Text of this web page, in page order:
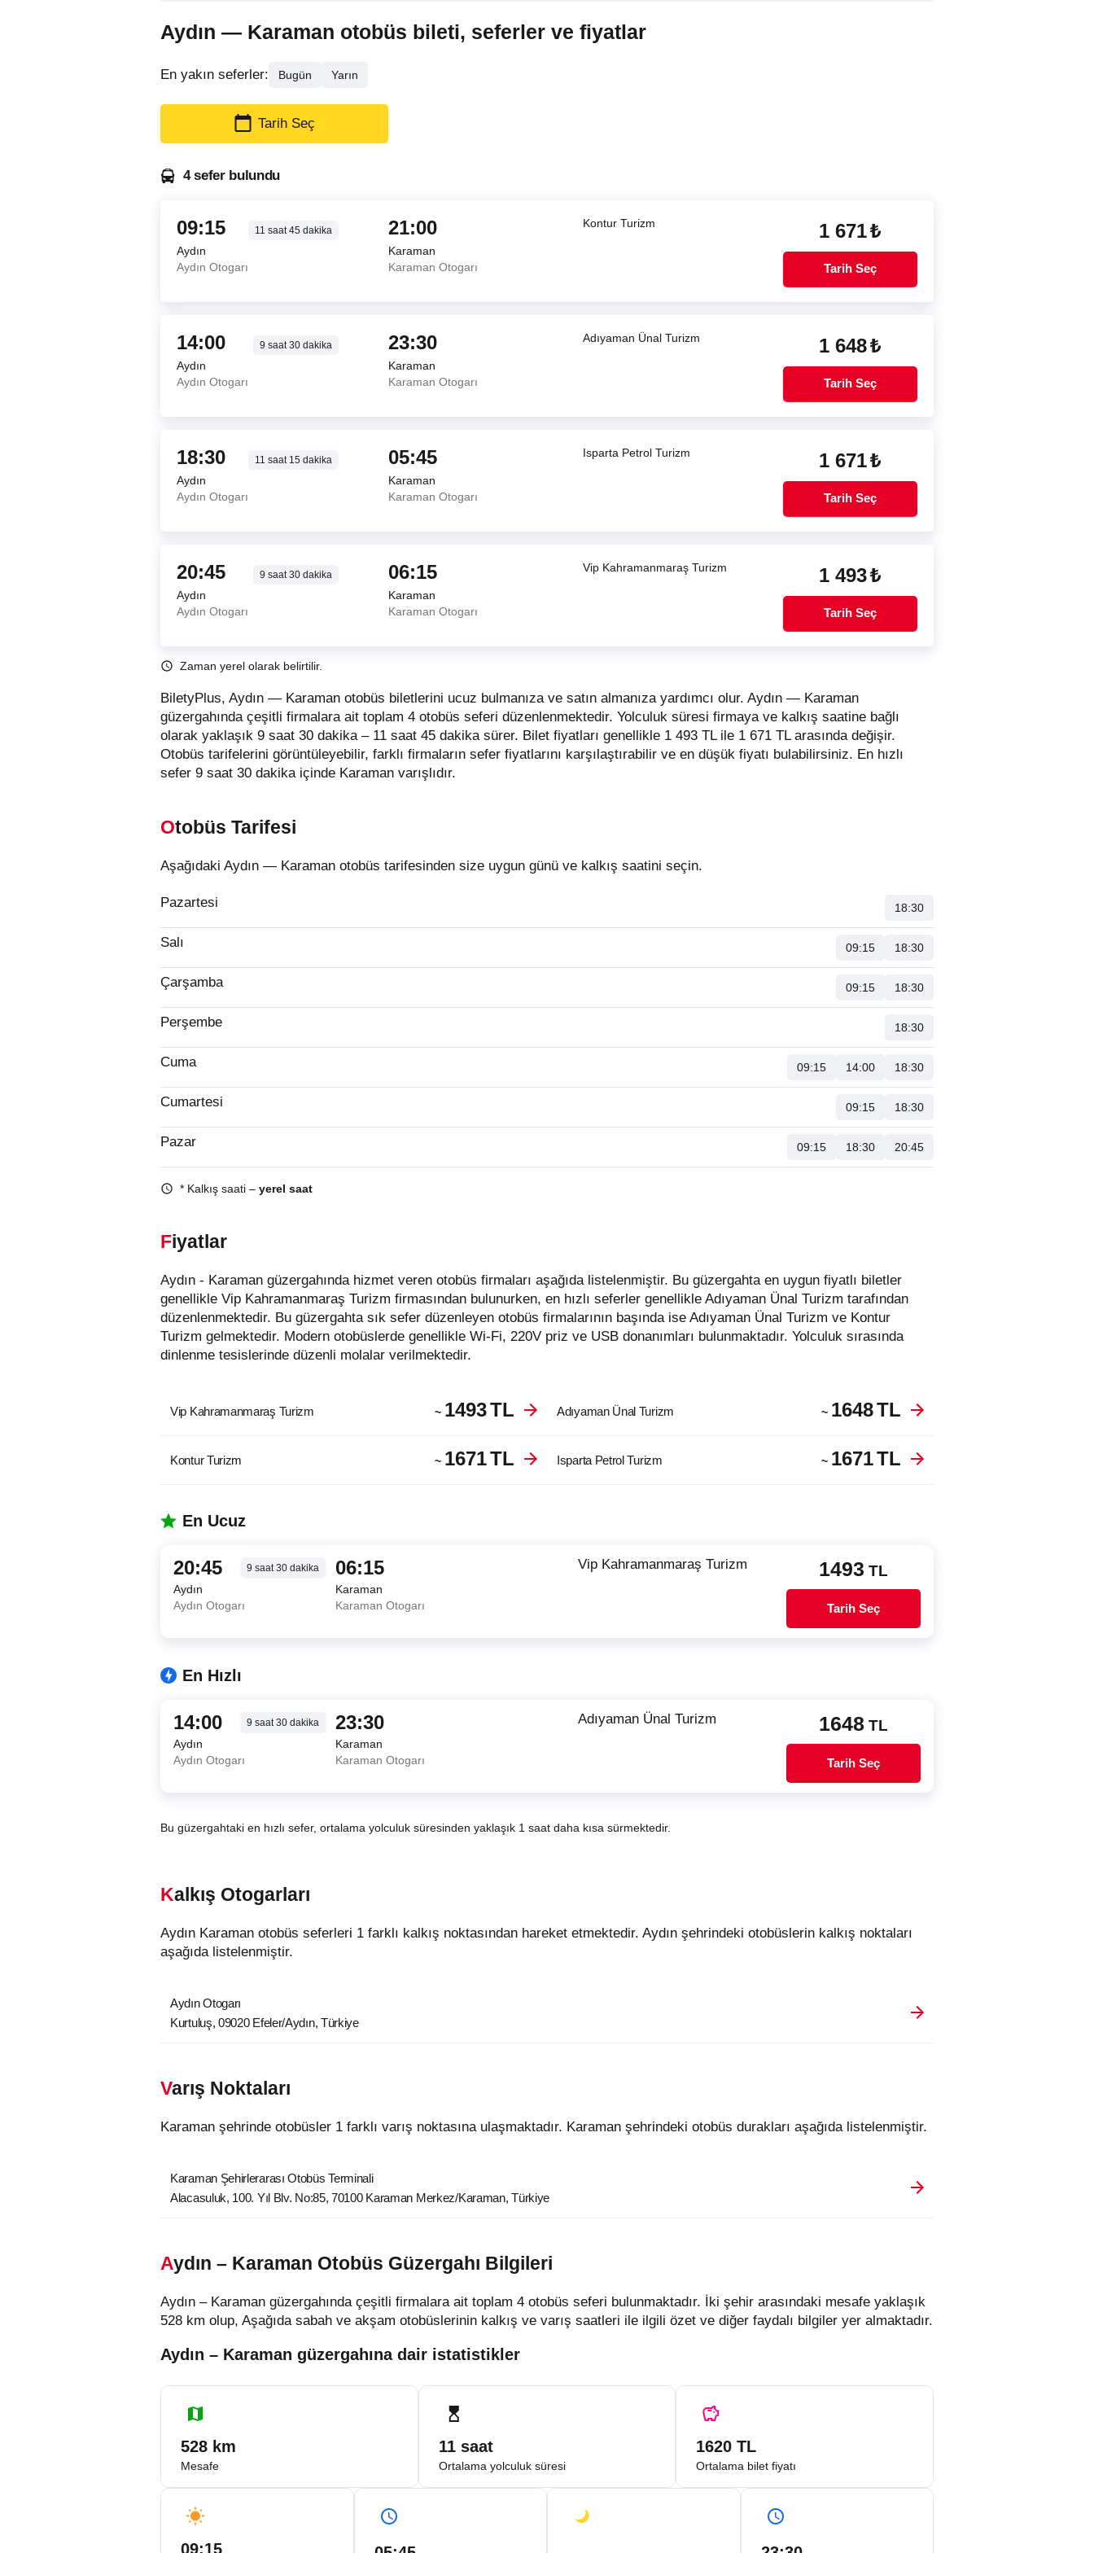
Aydın — Karaman otobüs bileti, seferler ve fiyatlar
En yakın seferler: Bugün Yarın
Tarih Seç
4 sefer bulundu
09:15 11 saat45 dakika
Aydın
Aydın Otogarı
21:00
Karaman
Karaman Otogarı
Kontur Turizm 1 671₺
Tarih Seç
14:00 9 saat30 dakika
Aydın
Aydın Otogarı
23:30
Karaman
Karaman Otogarı
Adıyaman Ünal Turizm 1 648₺
Tarih Seç
18:30 11 saat15 dakika
Aydın
Aydın Otogarı
05:45
Karaman
Karaman Otogarı
Isparta Petrol Turizm 1 671₺
Tarih Seç
20:45 9 saat30 dakika
Aydın
Aydın Otogarı
06:15
Karaman
Karaman Otogarı
Vip Kahramanmaraş Turizm 1 493₺
Tarih Seç
Zaman yerel olarak belirtilir.
BiletyPlus, Aydın — Karaman otobüs biletlerini ucuz bulmanıza ve satın almanıza yardımcı olur. Aydın — Karaman
güzergahında çeşitli firmalara ait toplam 4 otobüs seferi düzenlenmektedir. Yolculuk süresi firmaya ve kalkış saatine bağlı
olarak yaklaşık 9 saat 30 dakika – 11 saat 45 dakika sürer. Bilet fiyatları genellikle 1 493 TL ile 1 671 TL arasında değişir.
Otobüs tarifelerini görüntüleyebilir, farklı firmaların sefer fiyatlarını karşılaştırabilir ve en düşük fiyatı bulabilirsiniz. En hızlı
sefer 9 saat 30 dakika içinde Karaman varışlıdır.
Otobüs Tarifesi
Aşağıdaki Aydın — Karaman otobüs tarifesinden size uygun günü ve kalkış saatini seçin.
Pazartesi 18:30
Salı 09:15 18:30
Çarşamba 09:15 18:30
Perşembe 18:30
Cuma 09:15 14:00 18:30
Cumartesi 09:15 18:30
Pazar 09:15 18:30 20:45
* Kalkış saati – yerel saat
Fiyatlar
Aydın - Karaman güzergahında hizmet veren otobüs firmaları aşağıda listelenmiştir. Bu güzergahta en uygun fiyatlı biletler
genellikle Vip Kahramanmaraş Turizm firmasından bulunurken, en hızlı seferler genellikle Adıyaman Ünal Turizm tarafından
düzenlenmektedir. Bu güzergahta sık sefer düzenleyen otobüs firmalarının başında ise Adıyaman Ünal Turizm ve Kontur
Turizm gelmektedir. Modern otobüslerde genellikle Wi-Fi, 220V priz ve USB donanımları bulunmaktadır. Yolculuk sırasında
dinlenme tesislerinde düzenli molalar verilmektedir.
Vip Kahramanmaraş Turizm ~ 1493TL Adıyaman Ünal Turizm ~ 1648TL
Kontur Turizm ~ 1671TL Isparta Petrol Turizm ~ 1671TL
En Ucuz
20:45 9 saat30 dakika
Aydın
Aydın Otogarı
06:15
Karaman
Karaman Otogarı
Vip Kahramanmaraş Turizm 1493 TL
Tarih Seç
En Hızlı
14:00 9 saat30 dakika
Aydın
Aydın Otogarı
23:30
Karaman
Karaman Otogarı
Adıyaman Ünal Turizm 1648 TL
Tarih Seç
Bu güzergahtaki en hızlı sefer, ortalama yolculuk süresinden yaklaşık 1 saat daha kısa sürmektedir.
Kalkış Otogarları
Aydın Karaman otobüs seferleri 1 farklı kalkış noktasından hareket etmektedir. Aydın şehrindeki otobüslerin kalkış noktaları
aşağıda listelenmiştir.
Aydın Otogarı
Kurtuluş, 09020 Efeler/Aydın, Türkiye
Varış Noktaları
Karaman şehrinde otobüsler 1 farklı varış noktasına ulaşmaktadır. Karaman şehrindeki otobüs durakları aşağıda listelenmiştir.
Karaman Şehirlerarası Otobüs Terminali
Alacasuluk, 100. Yıl Blv. No:85, 70100 Karaman Merkez/Karaman, Türkiye
Aydın – Karaman Otobüs Güzergahı Bilgileri
Aydın – Karaman güzergahında çeşitli firmalara ait toplam 4 otobüs seferi bulunmaktadır. İki şehir arasındaki mesafe yaklaşık
528 km olup, Aşağıda sabah ve akşam otobüslerinin kalkış ve varış saatleri ile ilgili özet ve diğer faydalı bilgiler yer almaktadır.
Aydın – Karaman güzergahına dair istatistikler
528 km
Mesafe
11 saat
Ortalama yolculuk süresi
1620 TL
Ortalama bilet fiyatı
09:15